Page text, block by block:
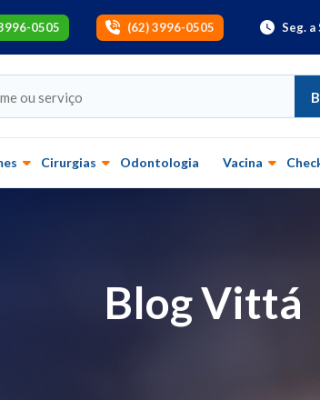
0505 (62) 3996-0505 Seg. a
Cirurgias Odontologia Vacina
Blog Vittá